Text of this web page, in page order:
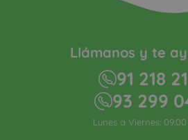
Llámanos y te
91 218
93 299
Lunes a Viernes: 09:00